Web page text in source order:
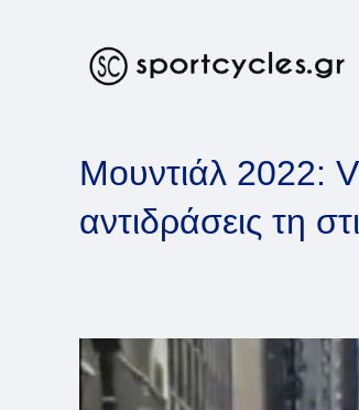
Μουντιάλ 2022:
αντιδράσεις τη